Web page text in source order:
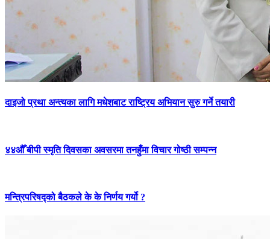
दाइजो प्रथा अन्त्यका लागि मधेशबाट राष्ट्रिय अभियान सुरु गर्ने तयारी
४४औँ बीपी स्मृति दिवसका अवसरमा तनहुँमा विचार गोष्ठी सम्पन्न
मन्त्रिपरिषद्को बैठकले के के निर्णय गर्यो ?